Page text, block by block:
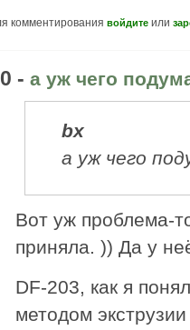
комментирования войдите или
- а уж чего
bx
а уж чего
Вот уж проблема-
приняла. )) Да у
DF-203, как я
методом